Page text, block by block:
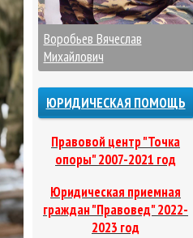
Воробьев Вячеслав
Михайлович
ЮРИДИЧЕСКАЯ ПОМОЩЬ
Правовой центр "Точка
опоры" 2007-2021 год
Юридическая приемная
граждан "Правовед"2022-
2023 год